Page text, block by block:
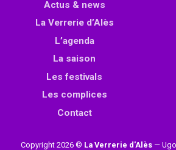
Actus & news
La Verrerie d’Alès
L’agenda
La saison
Les festivals
Les complices
Contact
Copyright 2026 © La Verrerie d'Alès— Ugo